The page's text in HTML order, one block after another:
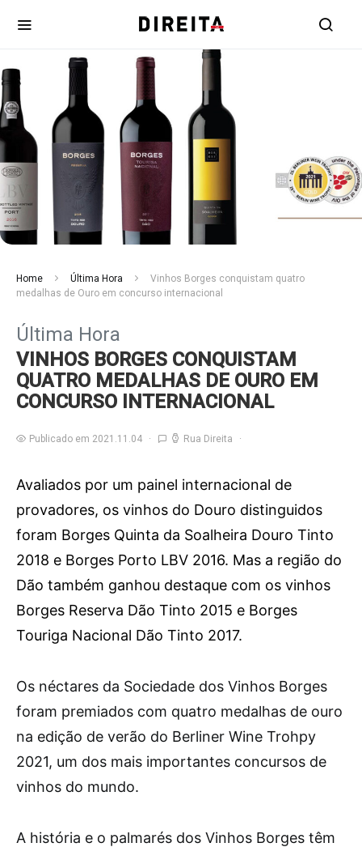
Home Última Hora
Vinhos Borges conquistam quatro
medalhas de Ouro em concurso internacional
Última Hora
VINHOS BORGES CONQUISTAM
QUATRO MEDALHAS DE OURO EM
CONCURSO INTERNACIONAL
Publicado em 2021.11.04 Rua Direita
Avaliados por um painel internacional de
provadores, os vinhos do Douro distinguidos
foram Borges Quinta da Soalheira Douro Tinto
2018 e Borges Porto LBV 2016. Mas a região do
Dão também ganhou destaque com os vinhos
Borges Reserva Dão Tinto 2015 e Borges
Touriga Nacional Dão Tinto 2017.
Os néctares da Sociedade dos Vinhos Borges
foram premiados com quatro medalhas de ouro
na edição de verão do Berliner Wine Trohpy
2021, um dos mais importantes concursos de
vinhos do mundo.
A história e o palmarés dos Vinhos Borges têm